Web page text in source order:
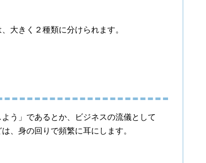
大きく２種類に分けられます。
う」であるとか、ビジネスの流儀として
、身の回りで頻繁に耳にします。